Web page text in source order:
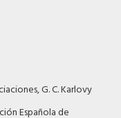
G. C. Karlovy
Española de